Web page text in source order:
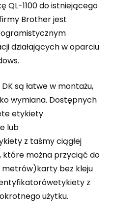
QL-1100 do istniejącego
Brother jest
działających w oparciu
są łatwe w montażu,
wymiana. Dostępnych
etykiety
lub
z taśmy ciągłej
które można przyciąć do
metrów)karty bez kleju
z
użytku.